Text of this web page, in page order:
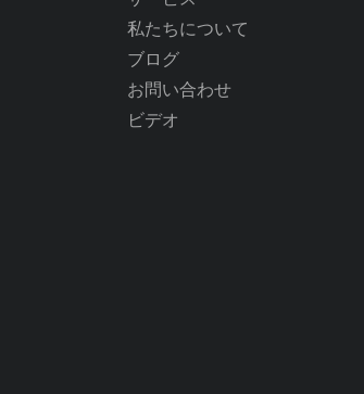
私たちについて
ブログ
お問い合わせ
ビデオ